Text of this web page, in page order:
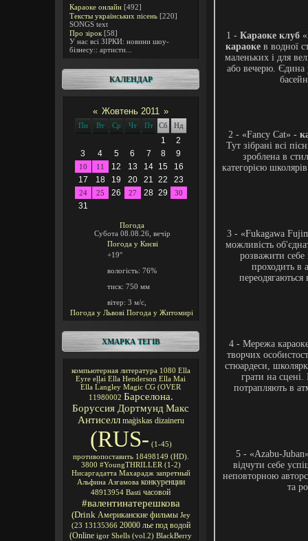
Караоке онлайн [492]
Тексты українських пісень [220]
SONGS text
Про зірок [58]
У нас всі ЗІРКИ: новини шоу-
бізнесу:: артисти...
КАЛЕНДАР
« Жовтень 2011 »
Пн Вт Ср Чт Пт Сб Нд
1
2
3
4 5 6 7 8 9
10 11 12 13 14 15
16
17
18 19 20 21 22 23
24 25 26 27 28 29 30
31
Погода
Субота 08.08.26, вечір
Погода у Києві
+19°
вологість: 76%
тиск: 750 мм
вітер: 3 м/с,
Погода у Львові Погода у Житомирі
ХМАРКА ТЕГІВ
компьютерная литература 1080 Ella
Eyre eļļai Ella Henderson Ella Mai
Ella Langley Magic CG (OVER
11980002 Барселона.
Боруссия Дортмунд Макс
Антиселл maģiskas dizaineru
(RUS- (1-45)
противопоставить 18498149 (HD).
3800 #YoungTHRILLER (1-2)
Нисаргадатта Махарадж запретный
Альфина Азгамова конкуренции
48913954 Basti часовой
#валентинатерешкова
(Drink Американские фильмы Jey
(23 13135366 20000 лье под водой
(Online igor Shells (vol.2) BlackBerry
1 - Караоке клуб
караоке в водної
маленьких і для
або вечерю.
2 - «Fancy Cat» -
Тут зібрані всі
зроблена в
категорією
3 - «Fukagawa
можливість
розважити
проходить в
4 - Мережа
творчих
стюардеси,
грати на
потрапляють в
5 - «Azabu-
відчути себе
неповторною
та